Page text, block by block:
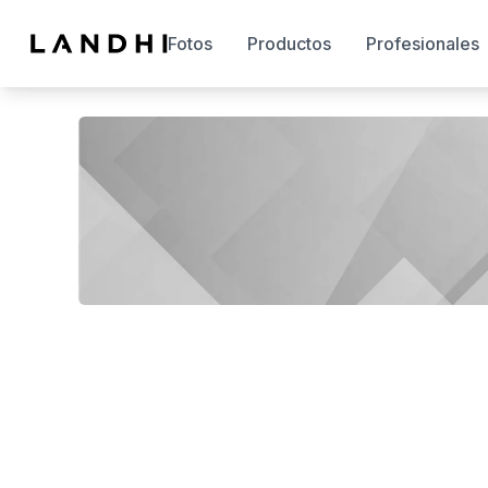
Fotos Productos Profesionales